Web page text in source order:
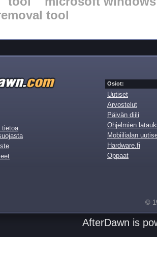
tool
tietoa
Osiot:
Uutiset
Arvostelut
Päivän diili
Ohjelmien
Mobiilialan
Hardware.fi
Oppaat
©
AfterDawn is